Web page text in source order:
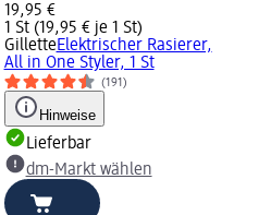
19,95 €
1 St (19,95 € je 1 St)
GilletteElektrischer Rasierer,
All in One Styler, 1 St
(191)
Hinweise
Lieferbar
dm-Markt wählen